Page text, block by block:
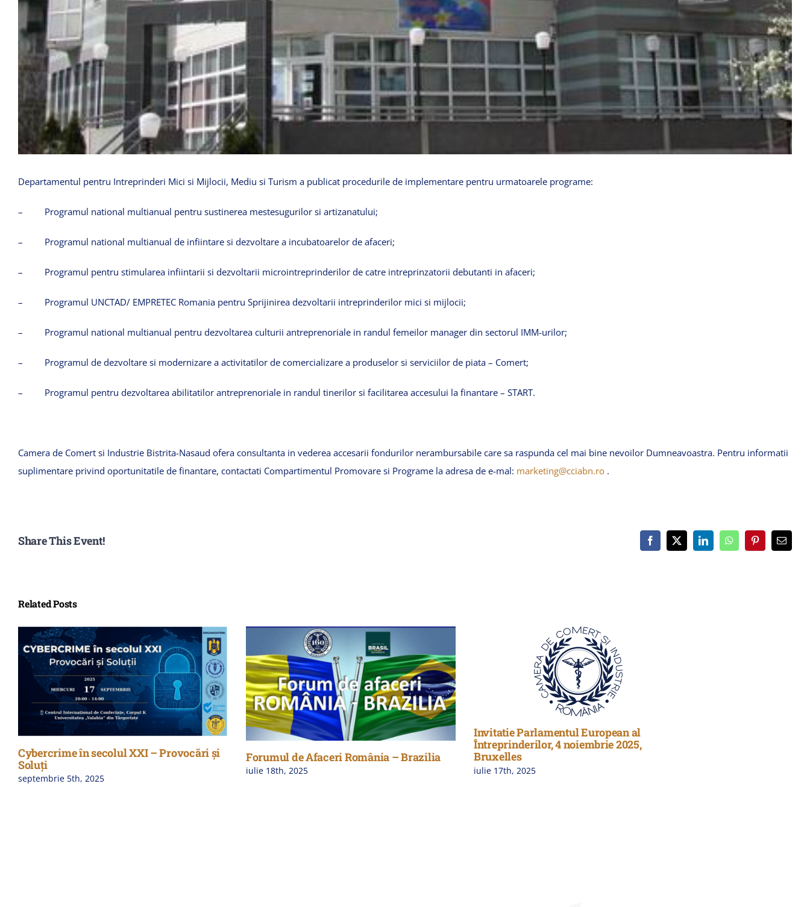
Departamentul pentru Intreprinderi Mici si Mijlocii, Mediu si Turism a publicat procedurile de implementare pentru urmatoarele programe:
– Programul national multianual pentru sustinerea mestesugurilor si artizanatului;
– Programul national multianual de infiintare si dezvoltare a incubatoarelor de afaceri;
– Programul pentru stimularea infiintarii si dezvoltarii microintreprinderilor de catre intreprinzatorii debutanti in afaceri;
– Programul UNCTAD/ EMPRETEC Romania pentru Sprijinirea dezvoltarii intreprinderilor mici si mijlocii;
– Programul national multianual pentru dezvoltarea culturii antreprenoriale in randul femeilor manager din sectorul IMM-urilor;
– Programul de dezvoltare si modernizare a activitatilor de comercializare a produselor si serviciilor de piata – Comert;
– Programul pentru dezvoltarea abilitatilor antreprenoriale in randul tinerilor si facilitarea accesului la finantare – START.
Camera de Comert si Industrie Bistrita-Nasaud ofera consultanta in vederea accesarii fondurilor nerambursabile care sa raspunda cel mai bine nevoilor Dumneavoastra. Pentru informatii
suplimentare privind oportunitatile de finantare, contactati Compartimentul Promovare si Programe la adresa de e-mal: marketing@cciabn.ro .
Share This Event! FacebookTwitterLinkedInWhatsAppPinterestEmail
Related Posts
Cybercrime în secolul XXI – Provocări și
Soluți
septembrie 5th, 2025
Forumul de Afaceri România – Brazilia
iulie 18th, 2025
Invitatie Parlamentul European al
Întreprinderilor, 4 noiembrie 2025,
Bruxelles
iulie 17th, 2025